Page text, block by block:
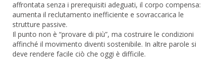
affrontata senza i prerequisiti adeguati, il corpo compensa:
aumenta il reclutamento inefficiente e sovraccarica le
strutture passive.
Il punto non è “provare di più”, ma costruire le condizioni
affinché il movimento diventi sostenibile. In altre parole si
deve rendere facile ciò che oggi è difficile.